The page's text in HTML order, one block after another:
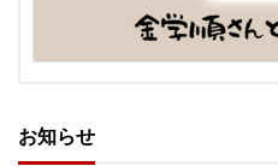
お知らせ